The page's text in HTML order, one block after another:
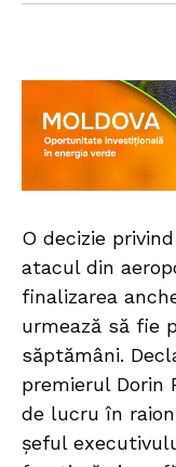
O decizie
atacul din
finalizarea
urmează să fie
săptămâni.
premierul Dorin
de lucru în
șeful